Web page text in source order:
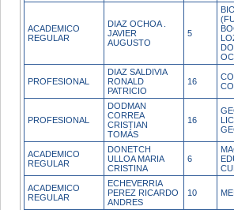
ACADEMICO
REGULAR
DIAZ OCHOA .
JAVIER
AUGUSTO
5
PROFESIONAL
DIAZ SALDIVIA
RONALD
PATRICIO
16
PROFESIONAL
DODMAN
CORREA
CRISTIAN
TOMÁS
16
ACADEMICO
REGULAR
DONETCH
ULLOA MARIA
CRISTINA
6
ACADEMICO
REGULAR
ECHEVERRIA
PEREZ RICARDO
ANDRES
10